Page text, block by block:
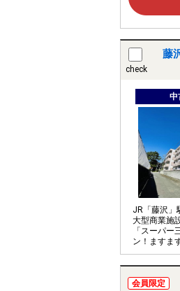
check
藤
中
JR「藤沢」
大型商業施
「スーパー
ン！ますま
ります。
会員限定